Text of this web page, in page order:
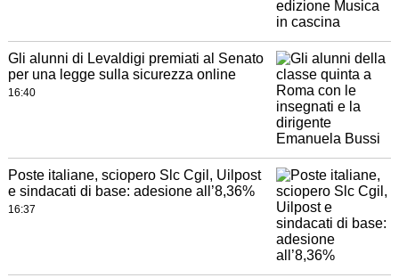
Gli alunni di Levaldigi premiati al Senato
per una legge sulla sicurezza online
16:40
Poste italiane, sciopero Slc Cgil, Uilpost
e sindacati di base: adesione all’8,36%
16:37